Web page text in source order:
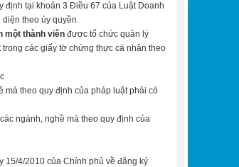
định tại khoản 3 Điều 67 của Luật Doanh
theo ủy quyền.
một thành viên được tổ chức quản lý
các giấy tờ chứng thực cá nhân theo
mà theo quy định của pháp luật phải có
ngành, nghề mà theo quy định của
15/4/2010 của Chính phủ về đăng ký